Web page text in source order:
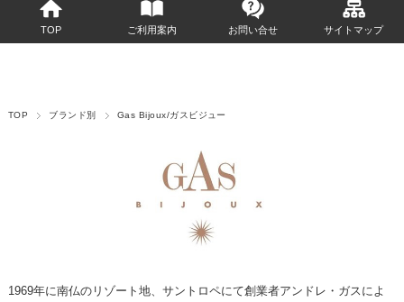
TOP ご利用案内 お問い合せ サイトマップ
TOP ブランド別 Gas Bijoux/ガスビジュー
1969年に南仏のリゾート地、サントロペにて創業者アンドレ・ガスによ